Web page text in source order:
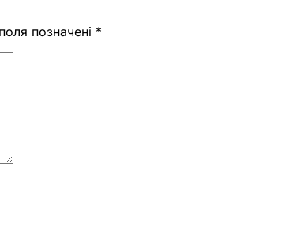
позначені *